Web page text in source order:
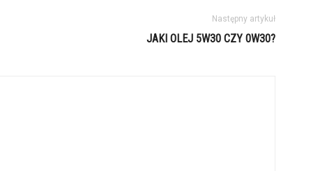
Następny artykuł
JAKI OLEJ 5W30 CZY 0W30?